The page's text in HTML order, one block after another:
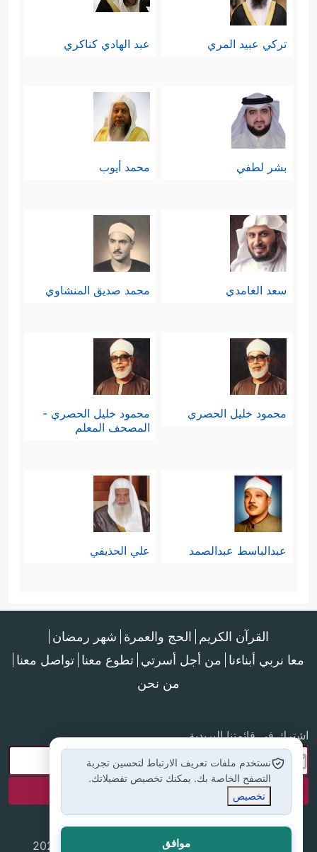
تركي عبيد المري عبد الهادي كناكري
بشر لطفي محمد أيوب
سعد الغامدي محمد صديق المنشاوي
محمود خليل الحصري
محمود خليل الحصري -
المصحف المعلم
عبدالباسط عبدالصمد علي الحذيفي
القرآن الكريم الحج والعمرة شهر رمضان
معا نربي أبناءنا من أجل أسرتي تطوع معنا تواصل معنا
من نحن
اشترك في قائمتنا البريدية
جميع الحقوق محفوظة لموقع إسلام أون لاين © 2025
نستخدم ملفات تعريف الارتباط لتحسين تجربة
التصفح الخاصة بك. يمكنك تخصيص تفضيلاتك.
تخصيص
موافق